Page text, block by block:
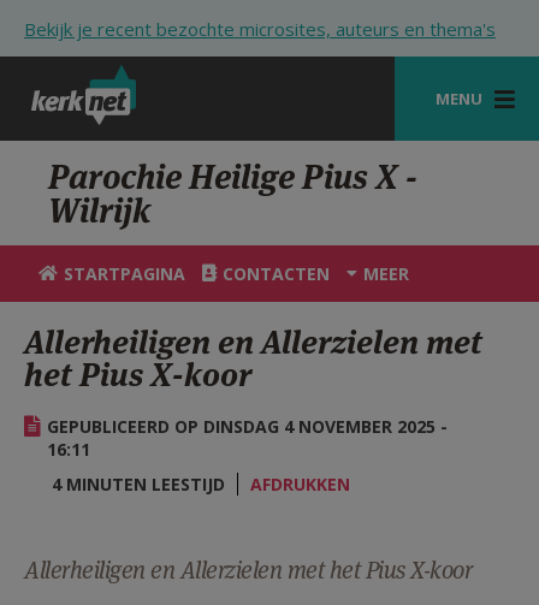
Bekijk je recent bezochte microsites, auteurs en thema's
MENU
STARTPAGINA
KERK
VIERINGEN
ZOEKEN
HULP
STARTPAGINA PORTAAL
AANMELDEN OF REGISTREREN
Parochie Heilige Pius X -
Wilrijk
STARTPAGINA CONTACTEN MEER
Allerheiligen en Allerzielen met
het Pius X-koor
GEPUBLICEERD OP DINSDAG 4 NOVEMBER 2025 -
16:11
4 MINUTEN LEESTIJD
AFDRUKKEN
Allerheiligen en Allerzielen met het Pius X-koor